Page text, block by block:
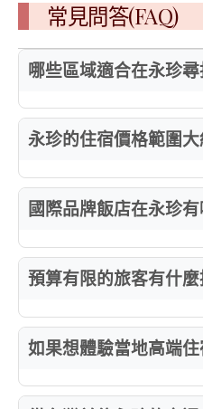
常見問答(FAQ)
哪些區域適合在永珍尋
永珍的住宿價格範圍大
國際品牌飯店在永珍
預算有限的旅客有什
如果想體驗當地高端